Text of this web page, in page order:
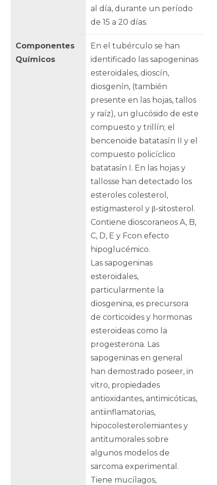
al día, durante un período
de 15 a 20 días.
Componentes
Químicos
En el tubérculo se han
identificado las sapogeninas
esteroidales, dioscín,
diosgenín, (también
presente en las hojas, tallos
y raíz), un glucósido de este
compuesto y trillín; el
bencenoide batatasín II y el
compuesto policíclico
batatasín I. En las hojas y
tallosse han detectado los
esteroles colesterol,
estigmasterol y β-sitosterol.
Contiene dioscoraneos A, B,
C, D, E y Fcon efecto
hipoglucémico.
Las sapogeninas
esteroidales,
particularmente la
diosgenina, es precursora
de corticoides y hormonas
esteroideas como la
progesterona. Las
sapogeninas en general
han demostrado poseer, in
vitro, propiedades
antioxidantes, antimicóticas,
antiinflamatorias,
hipocolesterolemiantes y
antitumorales sobre
algunos modelos de
sarcoma experimental.
Tiene mucílagos,